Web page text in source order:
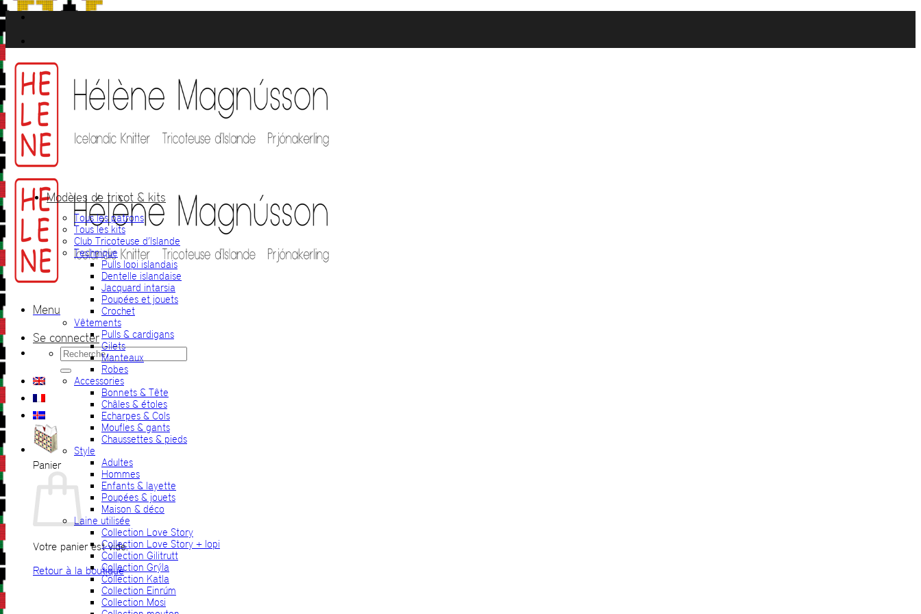
Passer
au
contenu
Menu
Se connecter
Recherche
pour :
Panier
Votre panier est vide.
Retour à la boutique
Modèles de tricot & kits
Tous les patrons
Tous les kits
Club Tricoteuse d’Islande
Technique
Pulls lopi islandais
Dentelle islandaise
Jacquard intarsia
Poupées et jouets
Crochet
Vêtements
Pulls & cardigans
Gilets
Manteaux
Robes
Accessories
Bonnets & Tête
Châles & étoles
Echarpes & Cols
Moufles & gants
Chaussettes & pieds
Style
Adultes
Hommes
Enfants & layette
Poupées & jouets
Maison & déco
Laine utilisée
Collection Love Story
Collection Love Story + lopi
Collection Gilitrutt
Collection Grýla
Collection Katla
Collection Einrúm
Collection Mosi